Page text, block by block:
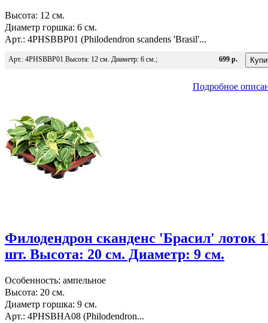
Высота: 12 см.
Диаметр горшка: 6 см.
Арт.: 4PHSBBP01 (Philodendron scandens 'Brasil'...
Арт.: 4PHSBBP01 Высота: 12 см. Диаметр: 6 см.; 699 р.
Подробное
Филодендрон сканденс 'Брасил' лоток
шт. Высота: 20 см. Диаметр: 9 см.
Особенность: ампельное
Высота: 20 см.
Диаметр горшка: 9 см.
Арт.: 4PHSBHA08 (Philodendron...